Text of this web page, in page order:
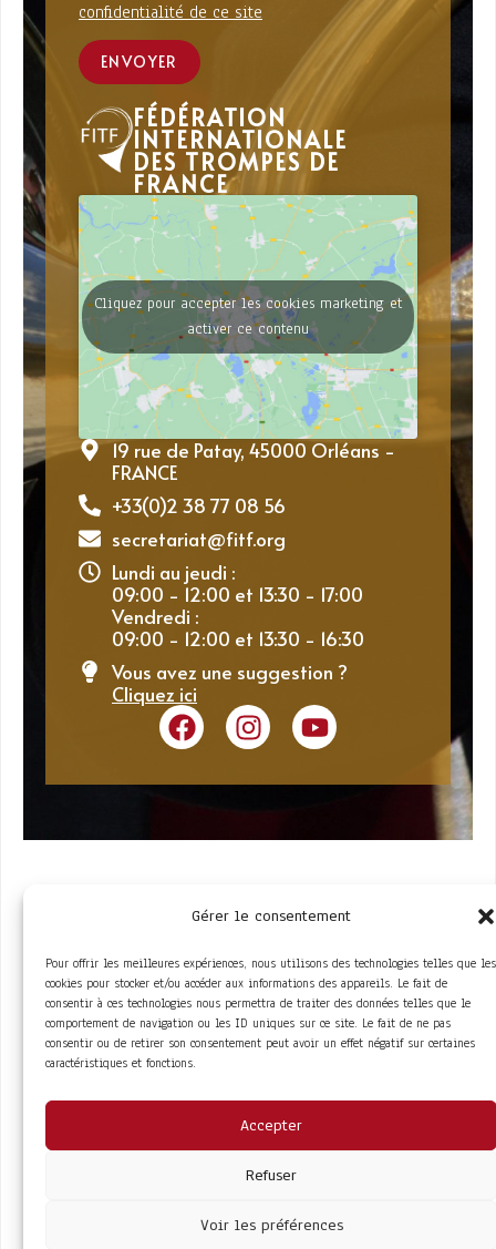
Gérer le consentement
Pour offrir les meilleures expériences, nous utilisons des technologies telles que les
cookies pour stocker et/ou accéder aux informations des appareils. Le fait de
consentir à ces technologies nous permettra de traiter des données telles que le
comportement de navigation ou les ID uniques sur ce site. Le fait de ne pas
consentir ou de retirer son consentement peut avoir un effet négatif sur certaines
caractéristiques et fonctions.
Accepter
Refuser
Voir les préférences
confidentialité de ce site
ENVOYER
FÉDÉRATION
INTERNATIONALE
DES TROMPES DE
FRANCE
Cliquez pour accepter les cookies marketing et
activer ce contenu
19 rue de Patay, 45000 Orléans -
FRANCE
+33(0)2 38 77 08 56
secretariat@fitf.org
Lundi au jeudi :
09:00 - 12:00 et 13:30 - 17:00
Vendredi :
09:00 - 12:00 et 13:30 - 16:30
Vous avez une suggestion ?
Cliquez ici
ACCÈS RAPIDE
La Trompe
La FITF
Agenda
Partenaires
Espace adhérent
Conditions Générales de Vente